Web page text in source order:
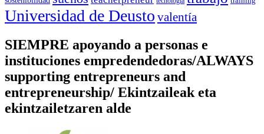
Universidad de Deusto valentía
SIEMPRE apoyando a personas e
instituciones empredendedoras/ALWAYS
supporting entrepreneurs and
entrepreneurship/ Ekintzaileak eta
ekintzailetzaren alde